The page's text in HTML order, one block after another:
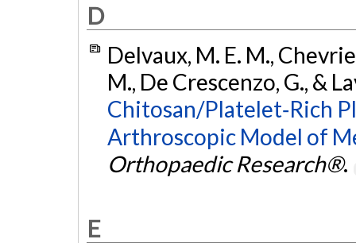
D
Delvaux, M. E. M.,
M., De Crescenzo, G., &
Chitosan/Platelet‐Rich
Arthroscopic Model of
Orthopaedic Research®.
E